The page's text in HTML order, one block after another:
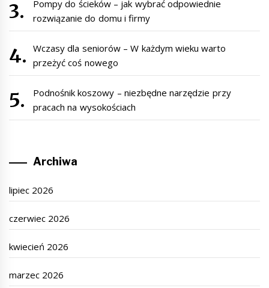
Pompy do ścieków – jak wybrać odpowiednie
rozwiązanie do domu i firmy
Wczasy dla seniorów – W każdym wieku warto
przeżyć coś nowego
Podnośnik koszowy – niezbędne narzędzie przy
pracach na wysokościach
Archiwa
lipiec 2026
czerwiec 2026
kwiecień 2026
marzec 2026